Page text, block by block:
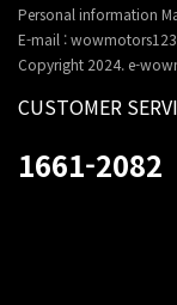
Personal information
E-mail :
Copyright 2024. e-
CUSTOMER
1661-2082